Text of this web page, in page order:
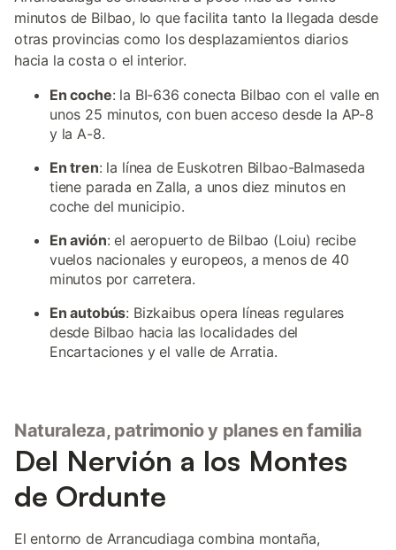
minutos de Bilbao, lo que facilita tanto la llegada desde
otras provincias como los desplazamientos diarios
hacia la costa o el interior.
En coche: la BI-636 conecta Bilbao con el valle en
unos 25 minutos, con buen acceso desde la AP-8
y la A-8.
En tren: la línea de Euskotren Bilbao-Balmaseda
tiene parada en Zalla, a unos diez minutos en
coche del municipio.
En avión: el aeropuerto de Bilbao (Loiu) recibe
vuelos nacionales y europeos, a menos de 40
minutos por carretera.
En autobús: Bizkaibus opera líneas regulares
desde Bilbao hacia las localidades del
Encartaciones y el valle de Arratia.
Naturaleza, patrimonio y planes en familia
Del Nervión a los Montes
de Ordunte
El entorno de Arrancudiaga combina montaña,